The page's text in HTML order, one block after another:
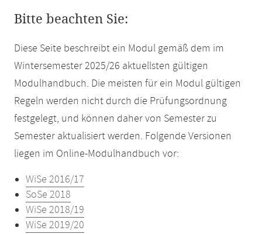
Bitte beachten Sie:
Diese Seite beschreibt ein Modul gemäß dem im
Wintersemester 2025/26 aktuellsten gültigen
Modulhandbuch. Die meisten für ein Modul gültigen
Regeln werden nicht durch die Prüfungsordnung
festgelegt, und können daher von Semester zu
Semester aktualisiert werden. Folgende Versionen
liegen im Online-Modulhandbuch vor:
WiSe 2016/17
SoSe 2018
WiSe 2018/19
WiSe 2019/20